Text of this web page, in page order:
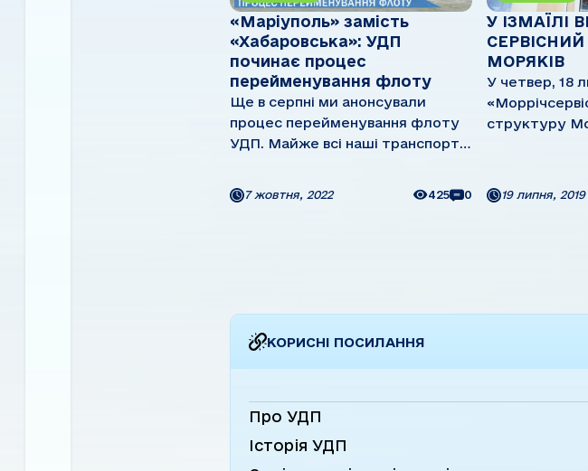
«Маріуполь» замість
«Хабаровська»: УДП
починає процес
перейменування флоту
Ще в серпні ми анонсували
процес перейменування флоту
УДП. Майже всі наші транспортні
радянських часів. Частина
названа на честь російських міст
7 жовтня, 2022 425 0
У ІЗМАЇЛІ
МОРЯКІВ
У четвер, 18
структуру
моряків в
Свято-
19 липня, 2019
КОРИСНІ ПОСИЛАННЯ
Про УДП
Історія УДП